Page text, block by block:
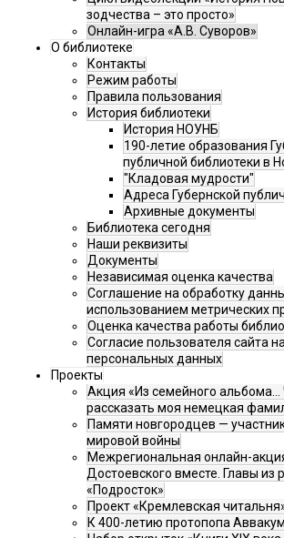
зодчества – это просто»
Онлайн-игра «А.В. Суворов»
О библиотеке
Контакты
Режим работы
Правила пользования
История библиотеки
История НОУНБ
190-летие образования
публичной библиотеки в
"Кладовая мудрости"
Адреса Губернской
Архивные документы
Библиотека сегодня
Наши реквизиты
Документы
Независимая оценка качества
Соглашение на обработку
использованием метрических
Оценка качества работы
Согласие пользователя сайта
персональных данных
Проекты
Акция «Из семейного
рассказать моя немецкая
Памяти новгородцев —
мировой войны
Межрегиональная онлайн-
Достоевского вместе. Главы из
«Подросток»
Проект «Кремлевская
К 400-летию протопопа